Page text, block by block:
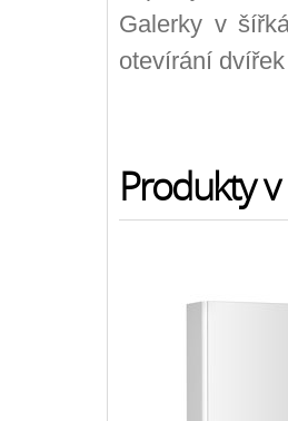
Galerky v
otevírání
Produkty